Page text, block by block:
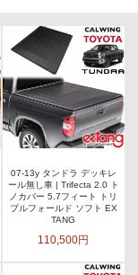
07-13y タンドラ デッキレ
ール無し車 | Trifecta 2.0 ト
ノカバー 5.7フィート トリ
プルフォールド ソフト EX
TANG
110,500円